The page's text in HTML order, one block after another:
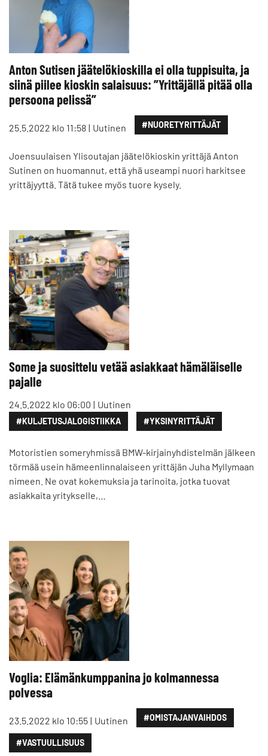
Anton Sutisen jäätelökioskilla ei olla tuppisuita, ja
siinä piilee kioskin salaisuus: ”Yrittäjällä pitää olla
persoona pelissä”
25.5.2022 klo 11:58 Uutinen #NUORETYRITTÄJÄT
Joensuulaisen Ylisoutajan jäätelökioskin yrittäjä Anton
Sutinen on huomannut, että yhä useampi nuori harkitsee
yrittäjyyttä. Tätä tukee myös tuore kysely.
Some ja suosittelu vetää asiakkaat hämäläiselle
pajalle
24.5.2022 klo 06:00 Uutinen
#KULJETUSJALOGISTIIKKA #YKSINYRITTÄJÄT
Motoristien someryhmissä BMW-kirjainyhdistelmän jälkeen
törmää usein hämeenlinnalaiseen yrittäjän Juha Myllymaan
nimeen. Ne ovat kokemuksia ja tarinoita, jotka tuovat
asiakkaita yritykselle,…
Voglia: Elämänkumppanina jo kolmannessa
polvessa
23.5.2022 klo 10:55 Uutinen #OMISTAJANVAIHDOS
#VASTUULLISUUS